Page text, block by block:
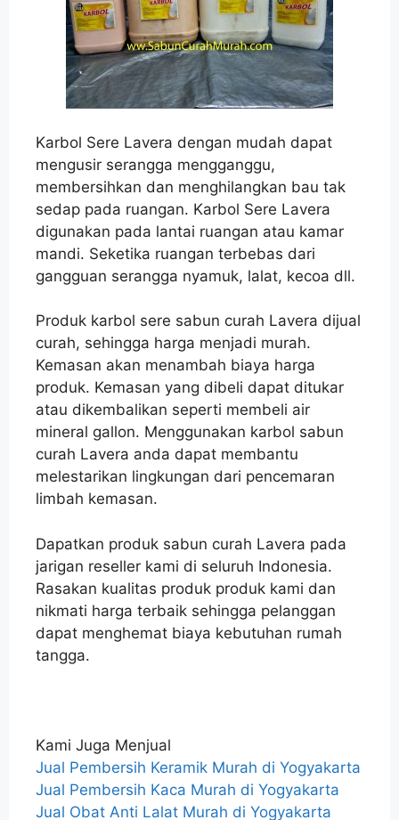
Karbol Sere Lavera dengan mudah dapat
mengusir serangga mengganggu,
membersihkan dan menghilangkan bau tak
sedap pada ruangan. Karbol Sere Lavera
digunakan pada lantai ruangan atau kamar
mandi. Seketika ruangan terbebas dari
gangguan serangga nyamuk, lalat, kecoa dll.
Produk karbol sere sabun curah Lavera dijual
curah, sehingga harga menjadi murah.
Kemasan akan menambah biaya harga
produk. Kemasan yang dibeli dapat ditukar
atau dikembalikan seperti membeli air
mineral gallon. Menggunakan karbol sabun
curah Lavera anda dapat membantu
melestarikan lingkungan dari pencemaran
limbah kemasan.
Dapatkan produk sabun curah Lavera pada
jarigan reseller kami di seluruh Indonesia.
Rasakan kualitas produk produk kami dan
nikmati harga terbaik sehingga pelanggan
dapat menghemat biaya kebutuhan rumah
tangga.
Kami Juga Menjual
Jual Pembersih Keramik Murah di Yogyakarta
Jual Pembersih Kaca Murah di Yogyakarta
Jual Obat Anti Lalat Murah di Yogyakarta